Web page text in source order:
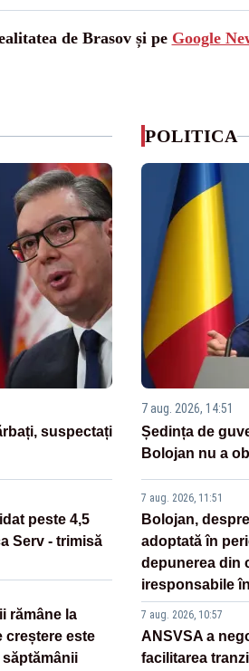
de Brasov și pe Google
suspectați
peste 4,5
Serv - trimisă
rămâne la
creștere este
săptămânii
POLITICA
7 aug. 2026, 14:51
Ședința de
Bolojan nu a
7 aug. 2026, 11:51
Bolojan,
adoptată în
depunerea din
iresponsabile
7 aug. 2026, 10:57
ANSVSA a
facilitarea